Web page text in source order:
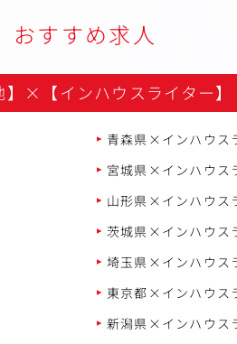
おすすめ求人
× 【インハウスライター】
青森県×インハウス
宮城県×インハウス
山形県×インハウス
茨城県×インハウス
埼玉県×インハウス
東京都×インハウス
新潟県×インハウス